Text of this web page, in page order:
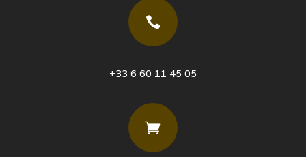

+33 6 60 11 45 05
